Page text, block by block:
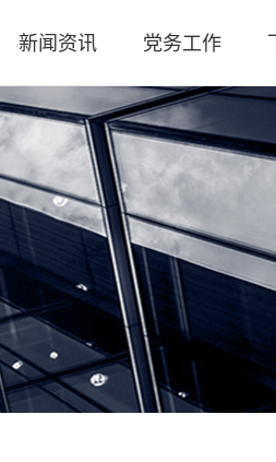
新闻资讯
公司新闻
高新政策
税务法规
会计实务
评估实务
时政要闻
党务工作
党总支简介
党团活动
工作汇报
党章党规
时政要闻